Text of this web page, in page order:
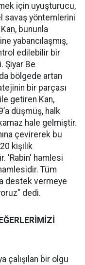
için uyuşturucu,
savaş yöntemlerini
bununla
yabancılaşmış,
edilebilir bir
Şiyar Be
bölgede artan
bir parçası
getiren Kan,
düşmüş, halk
hale gelmiştir.
çevirerek bu
20 kişilik
'Rabin' hamlesi
Tüm
destek vermeye
dedi.
çalışılan bir olgu